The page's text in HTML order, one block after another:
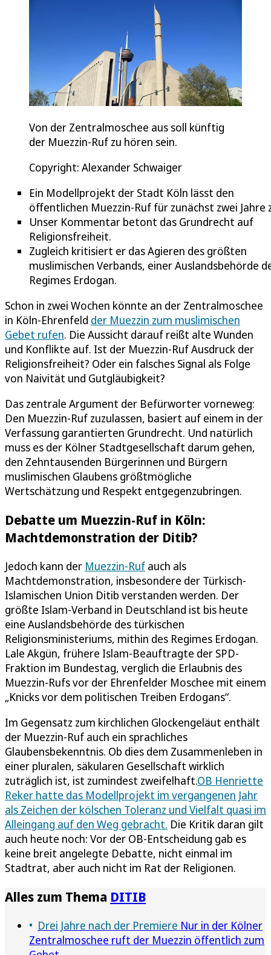
Von der Zentralmoschee aus soll künftig
der Muezzin-Ruf zu hören sein.
Copyright: Alexander Schwaiger
Ein Modellprojekt der Stadt Köln lässt den
öffentlichen Muezzin-Ruf für zunächst zwei Jahre
Unser Kommentar betont das Grundrecht auf
Religionsfreiheit.
Zugleich kritisiert er das Agieren des größten
muslimischen Verbands, einer Auslandsbehörde
Regimes Erdogan.
Schon in zwei Wochen könnte an der Zentralmoschee
in Köln-Ehrenfeld der Muezzin zum muslimischen
Gebet rufen. Die Aussicht darauf reißt alte Wunden
und Konflikte auf. Ist der Muezzin-Ruf Ausdruck der
Religionsfreiheit? Oder ein falsches Signal als Folge
von Naivität und Gutgläubigkeit?
Das zentrale Argument der Befürworter vorneweg:
Den Muezzin-Ruf zuzulassen, basiert auf einem in der
Verfassung garantierten Grundrecht. Und natürlich
muss es der Kölner Stadtgesellschaft darum gehen,
den Zehntausenden Bürgerinnen und Bürgern
muslimischen Glaubens größtmögliche
Wertschätzung und Respekt entgegenzubringen.
Debatte um Muezzin-Ruf in Köln:
Machtdemonstration der Ditib?
Jedoch kann der Muezzin-Ruf auch als
Machtdemonstration, insbesondere der Türkisch-
Islamischen Union Ditib verstanden werden. Der
größte Islam-Verband in Deutschland ist bis heute
eine Auslandsbehörde des türkischen
Religionsministeriums, mithin des Regimes Erdogan.
Lale Akgün, frühere Islam-Beauftragte der SPD-
Fraktion im Bundestag, verglich die Erlaubnis des
Muezzin-Rufs vor der Ehrenfelder Moschee mit einem
„Knicks vor dem politischen Treiben Erdogans“.
Im Gegensatz zum kirchlichen Glockengeläut enthält
der Muezzin-Ruf auch ein sprachliches
Glaubensbekenntnis. Ob dies dem Zusammenleben in
einer pluralen, säkularen Gesellschaft wirklich
zuträglich ist, ist zumindest zweifelhaft.OB Henriette
Reker hatte das Modellprojekt im vergangenen Jahr
als Zeichen der kölschen Toleranz und Vielfalt quasi im
Alleingang auf den Weg gebracht. Die Kritik daran gilt
auch heute noch: Vor der OB-Entscheidung gab es
keine breit angelegte Debatte, nicht einmal im
Stadtrat, aber auch nicht im Rat der Religionen.
Alles zum Thema DITIB
Drei Jahre nach der Premiere Nur in der Kölner
Zentralmoschee ruft der Muezzin öffentlich zum